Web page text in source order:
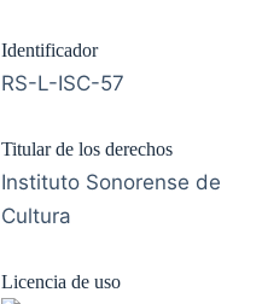
Identificador
RS-L-ISC-57
Titular de los derechos
Instituto Sonorense de
Cultura
Licencia de uso